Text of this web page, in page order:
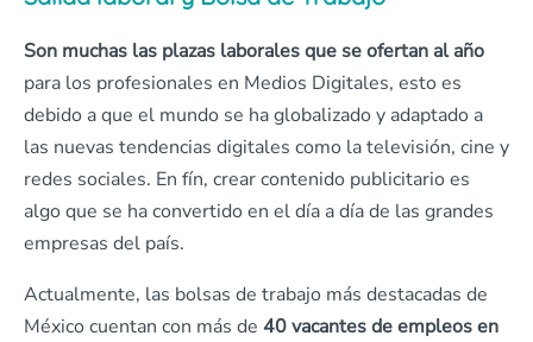
Son muchas las plazas laborales que se ofertan al año
para los profesionales en Medios Digitales, esto es
debido a que el mundo se ha globalizado y adaptado a
las nuevas tendencias digitales como la televisión, cine y
redes sociales. En fín, crear contenido publicitario es
algo que se ha convertido en el día a día de las grandes
empresas del país.
Actualmente, las bolsas de trabajo más destacadas de
México cuentan con más de 40 vacantes de empleos en